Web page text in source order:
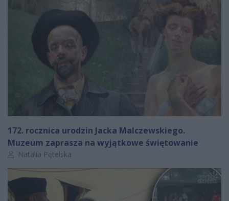
172. rocznica urodzin Jacka Malczewskiego.
Muzeum zaprasza na wyjątkowe świętowanie
Autor artykułu:
Natalia Pętelska